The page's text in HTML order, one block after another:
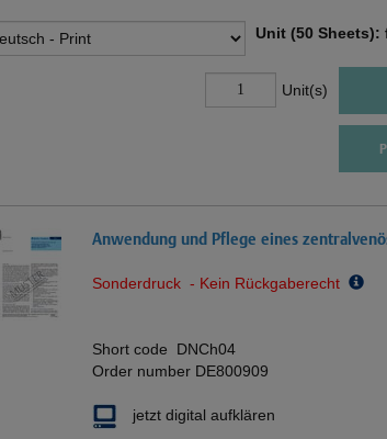
Unit (50 Sheets):
Unit(s)
Anwendung und Pflege eines
Sonderdruck - Kein Rückgaberecht
Short code DNCh04
Order number DE800909
jetzt digital aufklären